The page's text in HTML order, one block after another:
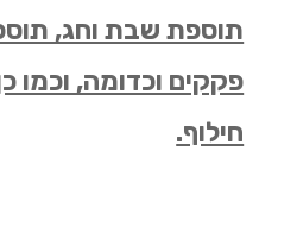
תוספת שבת וחג,
פקקים וכדומה, וכמו
חילוף.